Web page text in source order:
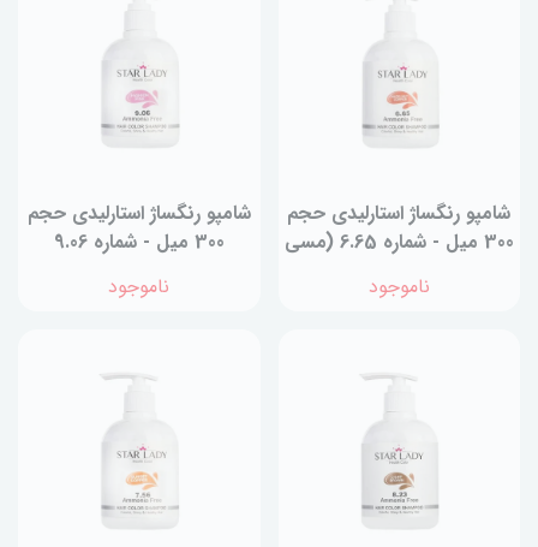
شامپو رنگساژ استارليدی حجم
300 میل - شماره 6.65 (مسی
فندقی)
ناموجود
شامپو رنگساژ استارليدی حجم
300 میل - شماره 9.06
(صورتی)
ناموجود